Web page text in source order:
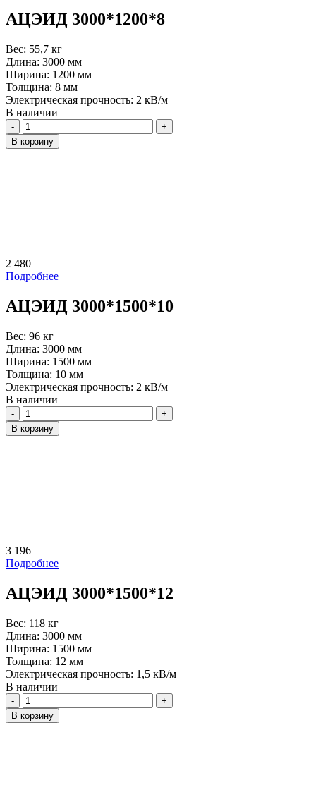
АЦЭИД 3000*1200*8
Вес: 55,7 кг
Длина: 3000 мм
Ширина: 1200 мм
Толщина: 8 мм
Электрическая прочность: 2 кВ/м
В наличии
Количество
В корзину
2 480
Подробнее
АЦЭИД 3000*1500*10
Вес: 96 кг
Длина: 3000 мм
Ширина: 1500 мм
Толщина: 10 мм
Электрическая прочность: 2 кВ/м
В наличии
Количество
В корзину
3 196
Подробнее
АЦЭИД 3000*1500*12
Вес: 118 кг
Длина: 3000 мм
Ширина: 1500 мм
Толщина: 12 мм
Электрическая прочность: 1,5 кВ/м
В наличии
Количество
В корзину